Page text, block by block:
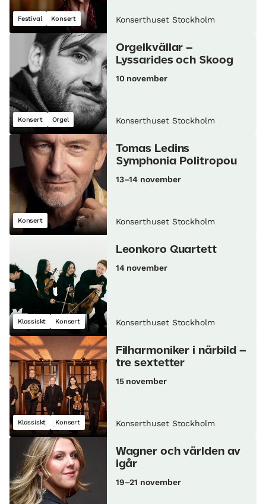
Festival Konsert Konserthuset Stockholm
Konsert Orgel
Orgelkvällar –
Lyssarides och Skoog
10 november
Konserthuset Stockholm
Konsert
Tomas Ledins
Symphonia Politropou
13–14 november
Konserthuset Stockholm
Klassiskt Konsert
Leonkoro Quartett
14 november
Konserthuset Stockholm
Klassiskt Konsert
Filharmoniker i närbild –
tre sextetter
15 november
Konserthuset Stockholm
Wagner och världen av
igår
19–21 november